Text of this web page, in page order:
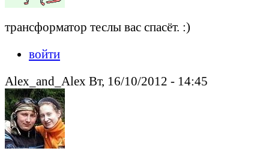
трансформатор теслы вас спасёт. :)
войти
Alex_and_Alex Вт, 16/10/2012 - 14:45